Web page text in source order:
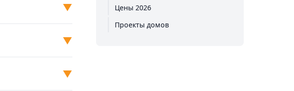
▼
▼
▼
Цены 2026
Проекты домов